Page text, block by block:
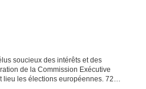
soucieux des intérêts et des
de la Commission Exécutive
les élections européennes. 72